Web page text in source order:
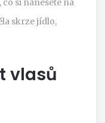
co si nanesete na
skrze jídlo,
vlasů